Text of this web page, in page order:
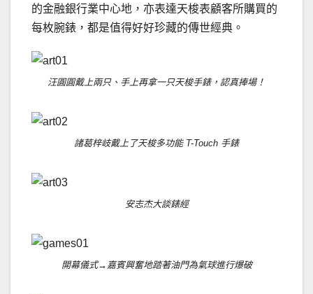
的金融銀行業中心地，亦表達天梭表顧客所購買的
每枚腕錶，都是值得好好珍藏的傳世經典。
汪圓圓戴上兩只、手上再拿一只天梭手錶，認真捧場！
諸葛梓岐戴上了天梭多功能 T-Touch 手錶
安志杰大談錶經
開幕儀式→嘉賓興奮地踏著油門為氣球進行爆破